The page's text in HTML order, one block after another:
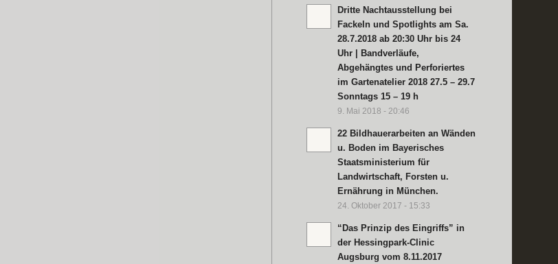
Dritte Nachtausstellung bei
Fackeln und Spotlights am Sa.
28.7.2018 ab 20:30 Uhr bis 24
Uhr | Bandverläufe,
Abgehängtes und Perforiertes
im Gartenatelier 2018 27.5 – 29.7
Sonntags 15 – 19 h
9. Mai 2018 - 20:46
22 Bildhauerarbeiten an Wänden
u. Boden im Bayerisches
Staatsministerium für
Landwirtschaft, Forsten u.
Ernährung in München.
24. Oktober 2017 - 15:33
“Das Prinzip des Eingriffs” in
der Hessingpark-Clinic
Augsburg vom 8.11.2017